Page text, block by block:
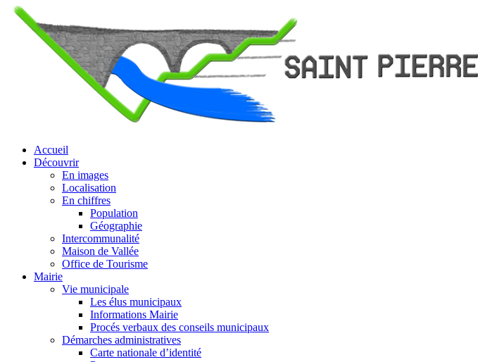
Accueil
Découvrir
En images
Localisation
En chiffres
Population
Géographie
Intercommunalité
Maison de Vallée
Office de Tourisme
Mairie
Vie municipale
Les élus municipaux
Informations Mairie
Procés verbaux des conseils municipaux
Démarches administratives
Carte nationale d’identité